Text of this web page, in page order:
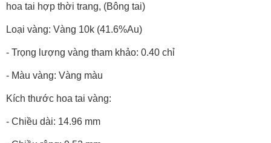
hoa tai hợp thời trang, (Bông tai)
Loại vàng: Vàng 10k (41.6%Au)
- Trọng lượng vàng tham khảo: 0.40 chỉ
- Màu vàng: Vàng màu
Kích thước hoa tai vàng:
- Chiều dài: 14.96 mm